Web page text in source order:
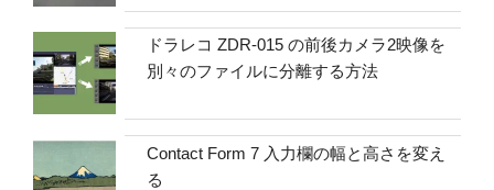
ドラレコ ZDR-015 の前後カメラ2映像を
別々のファイルに分離する方法
Contact Form 7 入力欄の幅と高さを変え
る